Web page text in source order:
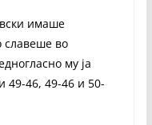
имаше
славеше во
му ја
49-46, 49-46 и 50-